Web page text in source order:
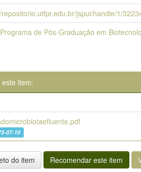
jspui/handle/1/
de Pós-Graduação em
item:
07-10
do item Recomendar este item